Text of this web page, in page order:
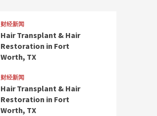
财经新闻
Hair Transplant & Hair
Restoration in Fort
Worth, TX
财经新闻
Hair Transplant & Hair
Restoration in Fort
Worth, TX